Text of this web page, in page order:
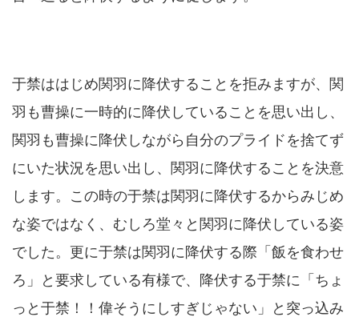
于禁ははじめ関羽に降伏することを拒みますが、関
羽も曹操に一時的に降伏していることを思い出し、
関羽も曹操に降伏しながら自分のプライドを捨てず
にいた状況を思い出し、関羽に降伏することを決意
します。この時の于禁は関羽に降伏するからみじめ
な姿ではなく、むしろ堂々と関羽に降伏している姿
でした。更に于禁は関羽に降伏する際「飯を食わせ
ろ」と要求している有様で、降伏する于禁に「ちょ
っと于禁！！偉そうにしすぎじゃない」と突っ込み